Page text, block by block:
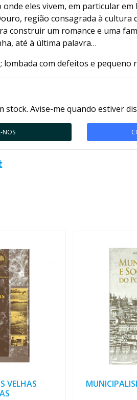
eles vivem, em particular em
região consagrada à cultura
construir um romance e uma
até à última palavra…
lombada com defeitos e pequeno
stock. Avise-me quando estiver
NOS
VELHAS